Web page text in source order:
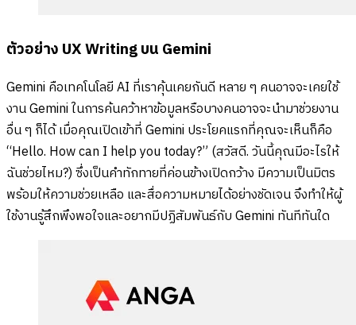
ตัวอย่าง UX Writing บน Gemini
Gemini คือเทคโนโลยี AI ที่เราคุ้นเคยกันดี หลาย ๆ คนอาจจะเคยใช้
งาน Gemini ในการค้นคว้าหาข้อมูลหรือบางคนอาจจะนำมาช่วยงาน
อื่น ๆ ก็ได้ เมื่อคุณเปิดเข้าที่ Gemini ประโยคแรกที่คุณจะเห็นก็คือ
“Hello. How can I help you today?” (สวัสดี. วันนี้คุณมีอะไรให้
ฉันช่วยไหม?) ซึ่งเป็นคำทักทายที่ค่อนข้างเปิดกว้าง มีความเป็นมิตร
พร้อมให้ความช่วยเหลือ และสื่อความหมายได้อย่างชัดเจน จึงทำให้ผู้
ใช้งานรู้สึกพึงพอใจและอยากมีปฏิสัมพันธ์กับ Gemini ทันทีทันใด